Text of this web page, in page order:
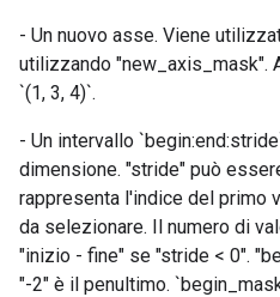
- Un nuovo asse. Viene
utilizzando "new_axis_mask".
`(1, 3, 4)`.
- Un intervallo
dimensione. "stride" può
rappresenta l'indice del primo
da selezionare. Il numero di
"inizio - fine" se "stride < 0".
"-2" è il penultimo.